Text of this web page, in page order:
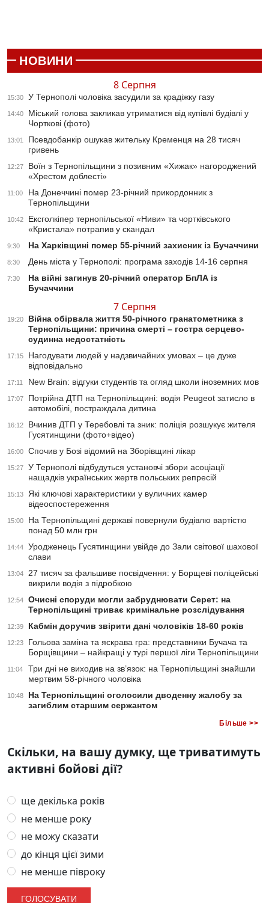
НОВИНИ
8 Серпня
15:30 У Тернополі чоловіка засудили за крадіжку газу
14:40
Міський голова закликав утриматися від купівлі будівлі у
Чорткові (фото)
13:01
Псевдобанкір ошукав жительку Кременця на 28 тисяч
гривень
12:27
Воїн з Тернопільщини з позивним «Хижак» нагороджений
«Хрестом доблесті»
11:00
На Донеччині помер 23-річний прикордонник з
Тернопільщини
10:42
Ексголкіпер тернопільської «Ниви» та чортківського
«Кристала» потрапив у скандал
9:30 На Харківщині помер 55-річний захисник із Бучаччини
8:30 День міста у Тернополі: програма заходів 14-16 серпня
7:30
На війні загинув 20-річний оператор БпЛА із
Бучаччини
7 Серпня
19:20
Війна обірвала життя 50-річного гранатометника з
Тернопільщини: причина смерті – гостра серцево-
судинна недостатність
17:15
Нагодувати людей у надзвичайних умовах – це дуже
відповідально
17:11 New Brain: відгуки студентів та огляд школи іноземних мов
17:07
Потрійна ДТП на Тернопільщині: водія Peugeot затисло в
автомобілі, постраждала дитина
16:12
Вчинив ДТП у Теребовлі та зник: поліція розшукує жителя
Гусятинщини (фото+відео)
16:00 Спочив у Бозі відомий на Зборівщині лікар
15:27
У Тернополі відбудуться установчі збори асоціації
нащадків українських жертв польських репресій
15:13
Які ключові характеристики у вуличних камер
відеоспостереження
15:00
На Тернопільщині державі повернули будівлю вартістю
понад 50 млн грн
14:44
Уродженець Гусятинщини увійде до Зали світової шахової
слави
13:04
27 тисяч за фальшиве посвідчення: у Борщеві поліцейські
викрили водія з підробкою
12:54
Очисні споруди могли забруднювати Серет: на
Тернопільщині триває кримінальне розслідування
12:39 Кабмін доручив звірити дані чоловіків 18-60 років
12:23
Гольова заміна та яскрава гра: представники Бучача та
Борщівщини – найкращі у турі першої ліги Тернопільщини
11:04
Три дні не виходив на зв’язок: на Тернопільщині знайшли
мертвим 58-річного чоловіка
10:48
На Тернопільщині оголосили дводенну жалобу за
загиблим старшим сержантом
Більше >>
Скільки, на вашу думку, ще триватимуть
активні бойові дії?
ще декілька років
не менше року
не можу сказати
до кінця цієї зими
не менше півроку